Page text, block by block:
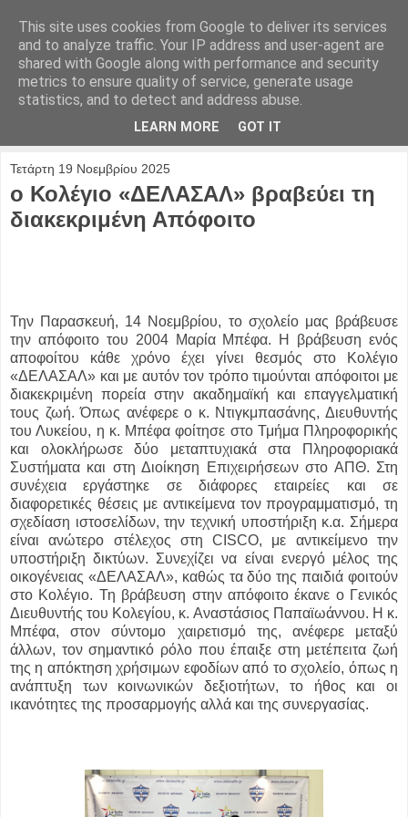
Τετάρτη 19 Νοεμβρίου 2025
ο Κολέγιο «ΔΕΛΑΣΑΛ» βραβεύει τη
διακεκριμένη Απόφοιτο
Την Παρασκευή, 14 Νοεμβρίου, το σχολείο μας βράβευσε
την απόφοιτο του 2004 Μαρία Μπέφα. Η βράβευση ενός
αποφοίτου κάθε χρόνο έχει γίνει θεσμός στο Κολέγιο
«ΔΕΛΑΣΑΛ» και με αυτόν τον τρόπο τιμούνται απόφοιτοι με
διακεκριμένη πορεία στην ακαδημαϊκή και επαγγελματική
τους ζωή. Όπως ανέφερε ο κ. Ντιγκμπασάνης, Διευθυντής
του Λυκείου, η κ. Μπέφα φοίτησε στο Τμήμα Πληροφορικής
και ολοκλήρωσε δύο μεταπτυχιακά στα Πληροφοριακά
Συστήματα και στη Διοίκηση Επιχειρήσεων στο ΑΠΘ. Στη
συνέχεια εργάστηκε σε διάφορες εταιρείες και σε
διαφορετικές θέσεις με αντικείμενα τον προγραμματισμό, τη
σχεδίαση ιστοσελίδων, την τεχνική υποστήριξη κ.α. Σήμερα
είναι ανώτερο στέλεχος στη CISCO, με αντικείμενο την
υποστήριξη δικτύων. Συνεχίζει να είναι ενεργό μέλος της
οικογένειας «ΔΕΛΑΣΑΛ», καθώς τα δύο της παιδιά φοιτούν
στο Κολέγιο. Τη βράβευση στην απόφοιτο έκανε ο Γενικός
Διευθυντής του Κολεγίου, κ. Αναστάσιος Παπαϊωάννου. Η κ.
Μπέφα, στον σύντομο χαιρετισμό της, ανέφερε μεταξύ
άλλων, τον σημαντικό ρόλο που έπαιξε στη μετέπειτα ζωή
της η απόκτηση χρήσιμων εφοδίων από το σχολείο, όπως η
ανάπτυξη των κοινωνικών δεξιοτήτων, το ήθος και οι
ικανότητες της προσαρμογής αλλά και της συνεργασίας.
This site uses cookies from Google to deliver its services
and to analyze traffic. Your IP address and user-agent are
shared with Google along with performance and security
metrics to ensure quality of service, generate usage
statistics, and to detect and address abuse.
LEARN MORE GOT IT